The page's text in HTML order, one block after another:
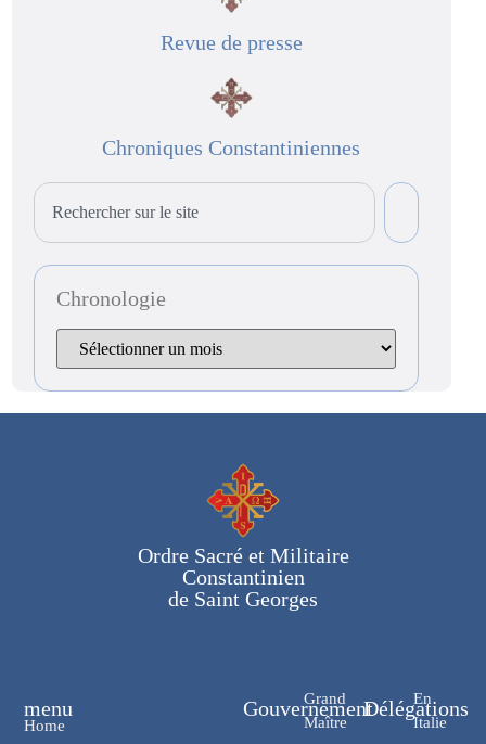
Revue de presse
Chroniques Constantiniennes
Chronologie
Ordre Sacré et Militaire
Constantinien
de Saint Georges
Gouvernement
Grand
Maître
Délégations
En
Italie
menu
Home